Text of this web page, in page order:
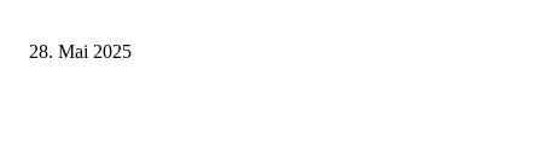
28. Mai 2025